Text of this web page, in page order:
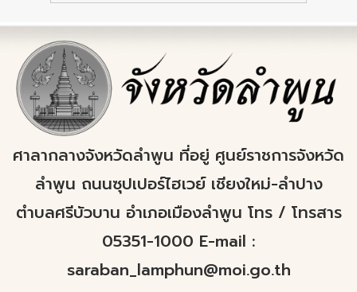
ศาลากลางจังหวัดลำพูน ที่อยู่ ศูนย์ราชการจังหวัด
ลำพูน ถนนซุปเปอร์ไฮเวย์ เชียงใหม่-ลำปาง
ตำบลศรีบัวบาน อำเภอเมืองลำพูน โทร / โทรสาร
05351-1000 E-mail :
saraban_lamphun@moi.go.th